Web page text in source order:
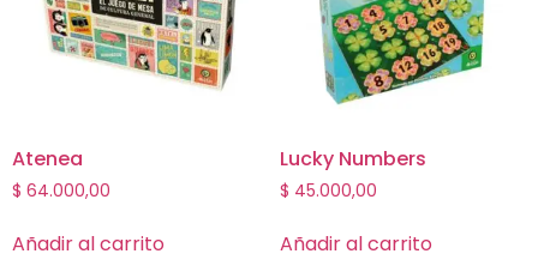
Atenea
$ 64.000,00
Añadir al carrito
Lucky Numbers
$ 45.000,00
Añadir al carrito